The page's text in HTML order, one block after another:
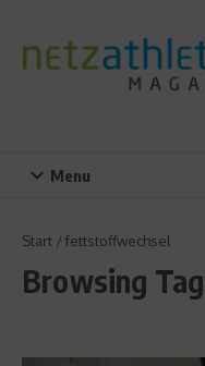
Menu
Start / fettstoffwechsel
Browsing